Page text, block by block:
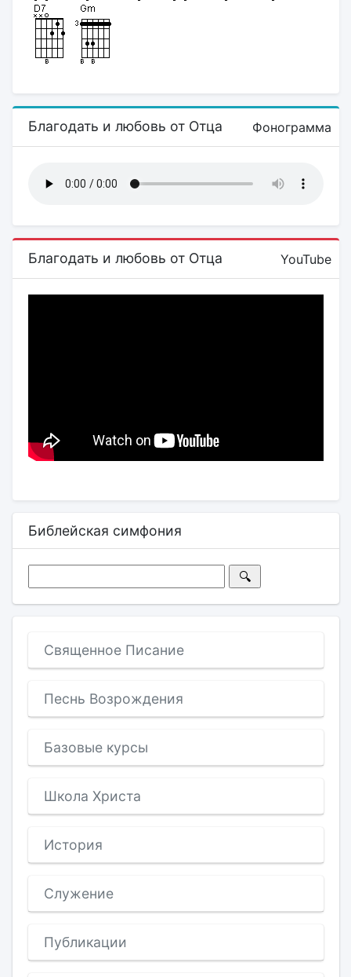
Благодать и любовь от Отца Фонограмма
Благодать и любовь от Отца YouTube
Библейская симфония
Священное Писание
Песнь Возрождения
Базовые курсы
Школа Христа
История
Служение
Публикации